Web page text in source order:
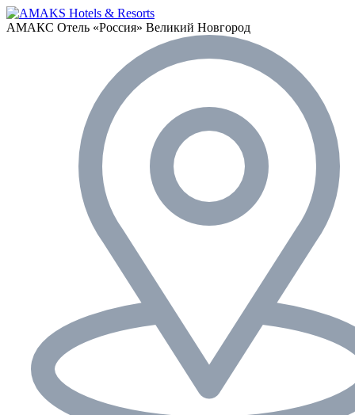
АМАКС Отель «‎Россия» Великий Новгород